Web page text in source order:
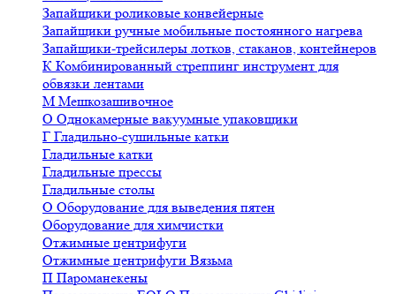
Запайщики роликовые конвейерные
Запайщики ручные мобильные постоянного нагрева
Запайщики-трейсилеры лотков, стаканов, контейнеров
К Комбинированный стреппинг инструмент для
обвязки лентами
М Мешкозашивочное
О Однокамерные вакуумные упаковщики
Г Гладильно-сушильные катки
Гладильные катки
Гладильные прессы
Гладильные столы
О Оборудование для выведения пятен
Оборудование для химчистки
Отжимные центрифуги
Отжимные центрифуги Вязьма
П Пароманекены